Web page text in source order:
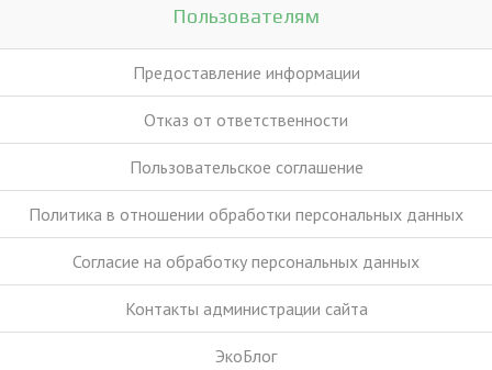
Пользователям
Предоставление информации
Отказ от ответственности
Пользовательское соглашение
Политика в отношении обработки персональных данных
Согласие на обработку персональных данных
Контакты администрации сайта
ЭкоБлог